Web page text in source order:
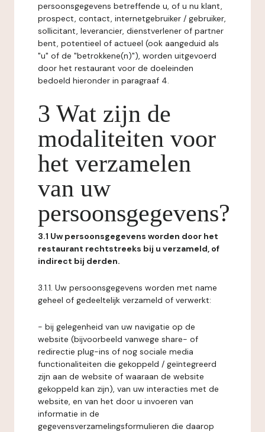
persoonsgegevens betreffende u, of u nu klant,
prospect, contact, internetgebruiker / gebruiker,
sollicitant, leverancier, dienstverlener of partner
bent, potentieel of actueel (ook aangeduid als
"u" of de "betrokkene(n)"), worden uitgevoerd
door het restaurant voor de doeleinden
bedoeld hieronder in paragraaf 4.
3 Wat zijn de
modaliteiten voor
het verzamelen
van uw
persoonsgegevens?
3.1 Uw persoonsgegevens worden door het
restaurant rechtstreeks bij u verzameld, of
indirect bij derden.
3.1.1. Uw persoonsgegevens worden met name
geheel of gedeeltelijk verzameld of verwerkt:
- bij gelegenheid van uw navigatie op de
website (bijvoorbeeld vanwege share- of
redirectie plug-ins of nog sociale media
functionaliteiten die gekoppeld / geïntegreerd
zijn aan de website of waaraan de website
gekoppeld kan zijn), van uw interacties met de
website, en van het door u invoeren van
informatie in de
gegevensverzamelingsformulieren die daarop